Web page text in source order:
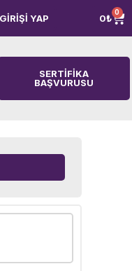
YAP 0₺
0
SERTIFIKA
BAŞVURUSU